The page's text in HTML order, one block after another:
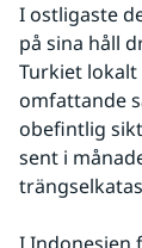
I ostligaste
på sina håll
Turkiet lokalt
omfattande
obefintlig
sent i